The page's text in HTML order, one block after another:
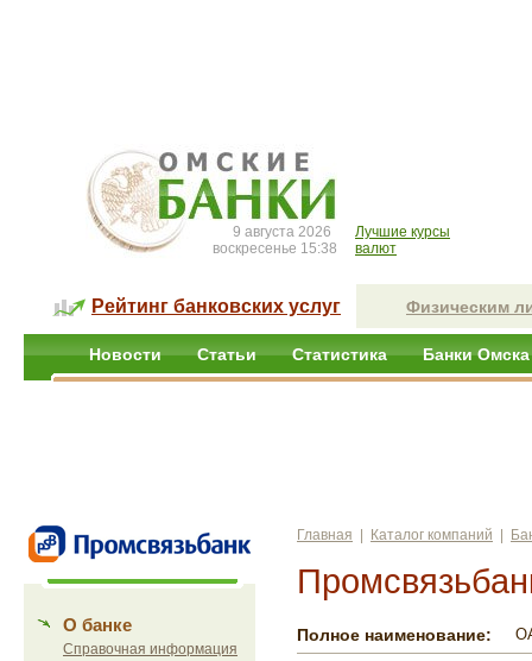
9 августа 2026
воскресенье 15:38
Лучшие курсы
валют
Рейтинг банковских услуг Физическим
Новости Статьи Статистика Банки Омска
О банке
Справочная информация
Главная Каталог компаний
Полное наименование: